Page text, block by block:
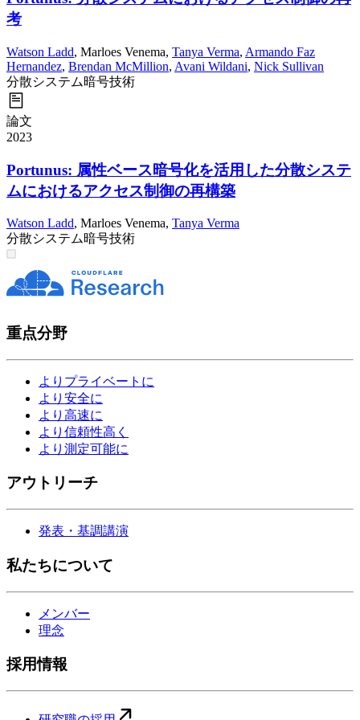
考
Watson Ladd, Marloes Venema, Tanya Verma, Armando Faz
Hernandez, Brendan McMillion, Avani Wildani, Nick Sullivan
分散システム暗号技術
論文
2023
Portunus: 属性ベース暗号化を活用した分散システ
ムにおけるアクセス制御の再構築
Watson Ladd, Marloes Venema, Tanya Verma
分散システム暗号技術
重点分野
よりプライベートに
より安全に
より高速に
より信頼性高く
より測定可能に
アウトリーチ
発表・基調講演
私たちについて
メンバー
理念
採用情報